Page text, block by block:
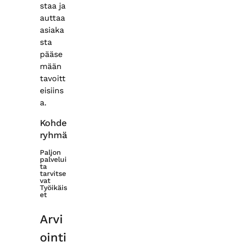
staa ja
auttaa
asiaka
sta
pääse
mään
tavoitt
eisiins
a.
Kohde
ryhmä
Paljon
palvelui
ta
tarvitse
vat
Työikäis
et
Arvi
ointi